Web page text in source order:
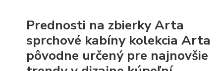
Prednosti na zbierky Arta
sprchové kabíny kolekcia Arta
pôvodne určený pre najnovšie